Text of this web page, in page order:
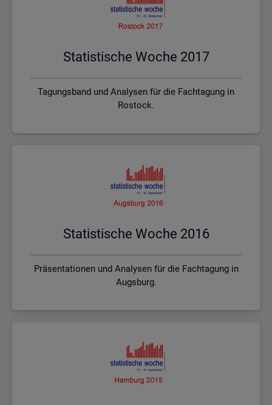
Sta­tis­ti­sche Woche 2017
Tagungsband und Analysen für die Fachtagung in
Rostock.
Sta­tis­ti­sche Woche 2016
Präsentationen und Analysen für die Fachtagung in
Augsburg.